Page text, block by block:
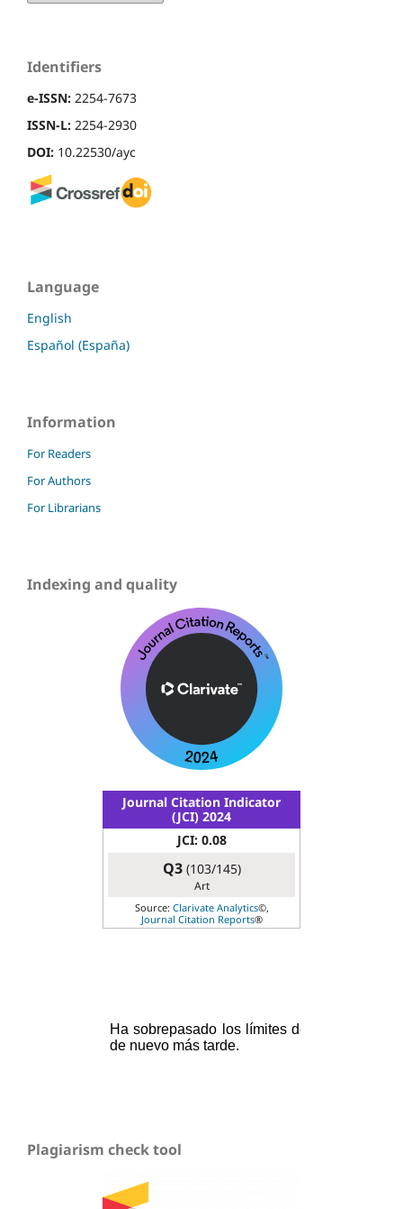
Identifiers
e-ISSN: 2254-7673
ISSN-L: 2254-2930
DOI: 10.22530/ayc
Language
English
Español (España)
Information
For Readers
For Authors
For Librarians
Indexing and quality
Journal Citation Indicator
(JCI) 2024
JCI: 0.08
Q3(103/145)
Art
Source: Clarivate Analytics©,
Journal Citation Reports®
Plagiarism check tool